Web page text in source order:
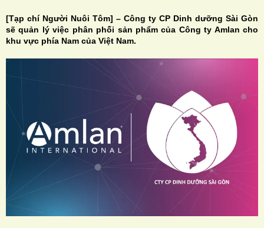
[Tạp chí Người Nuôi Tôm] – Công ty CP Dinh dưỡng Sài Gòn
sẽ quản lý việc phân phối sản phẩm của Công ty Amlan cho
khu vực phía Nam của Việt Nam.